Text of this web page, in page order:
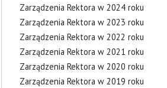
Zarządzenia Rektora w 2024 roku
Zarządzenia Rektora w 2023 roku
Zarządzenia Rektora w 2022 roku
Zarządzenia Rektora w 2021 roku
Zarządzenia Rektora w 2020 roku
Zarządzenia Rektora w 2019 roku